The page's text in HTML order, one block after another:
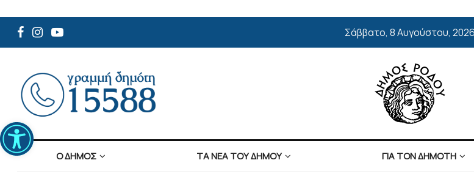
Ανοίξτε τη γραμμή εργαλείων
Σάββατο, 8 Αυγούστου, 2026
Ο ΔΗΜΟΣ ΤΑ ΝΕΑ ΤΟΥ ΔΗΜΟΥ ΓΙΑ ΤΟΝ ΔΗΜΟΤΗ